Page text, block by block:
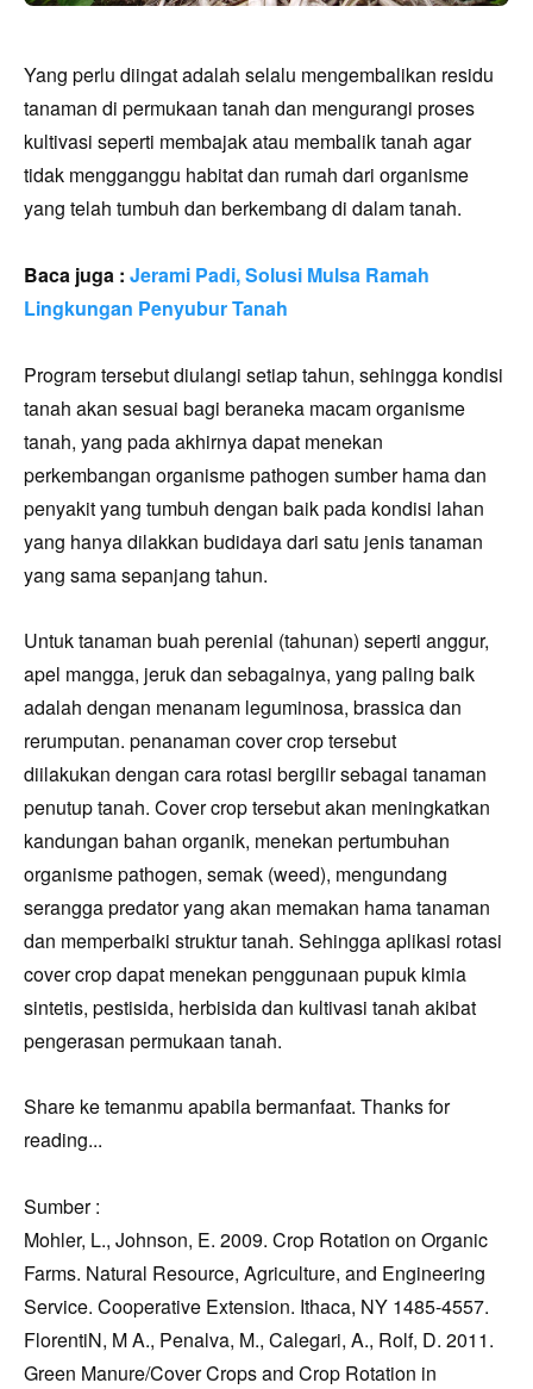
Yang perlu diingat adalah selalu mengembalikan residu
tanaman di permukaan tanah dan mengurangi proses
kultivasi seperti membajak atau membalik tanah agar
tidak mengganggu habitat dan rumah dari organisme
yang telah tumbuh dan berkembang di dalam tanah.
Baca juga : Jerami Padi, Solusi Mulsa Ramah
Lingkungan Penyubur Tanah
Program tersebut diulangi setiap tahun, sehingga kondisi
tanah akan sesuai bagi beraneka macam organisme
tanah, yang pada akhirnya dapat menekan
perkembangan organismepathogen sumber hama dan
penyakit yang tumbuh dengan baikpada kondisi lahan
yang hanya dilakkan budidaya dari satu jenistanaman
yang sama sepanjang tahun.
Untuk tanaman buah perenial (tahunan) seperti anggur,
apel mangga, jeruk dan sebagainya, yang paling baik
adalah dengan menanam leguminosa, brassica dan
rerumputan. penanaman cover crop tersebut
diilakukan dengan cara rotasi bergilirsebagai tanaman
penutup tanah. Cover crop tersebut akan meningkatkan
kandungan bahan organik, menekan pertumbuhan
organisme pathogen, semak (weed), mengundang
serangga predator yang akan memakan hama tanaman
dan memperbaiki struktur tanah. Sehingga aplikasi rotasi
cover crop dapat menekan penggunaan pupuk kimia
sintetis, pestisida, herbisida dan kultivasi tanah akibat
pengerasan permukaan tanah.
Share ke temanmu apabila bermanfaat. Thanks for
reading...
Sumber :
Mohler, L., Johnson, E. 2009. Crop Rotation on Organic
Farms. Natural Resource, Agriculture, and Engineering
Service. Cooperative Extension. Ithaca, NY 1485-4557.
FlorentiN, M A., Penalva, M., Calegari, A., Rolf, D. 2011.
Green Manure/Cover Crops and Crop Rotation in